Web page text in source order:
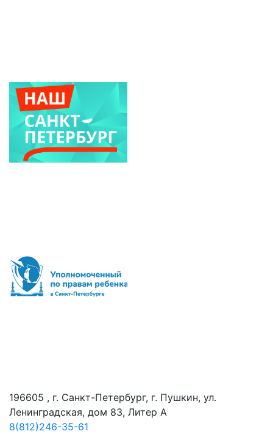
196605 , г. Санкт-Петербург, г. Пушкин, ул.
Ленинградская, дом 83, Литер А
8(812)246-35-61